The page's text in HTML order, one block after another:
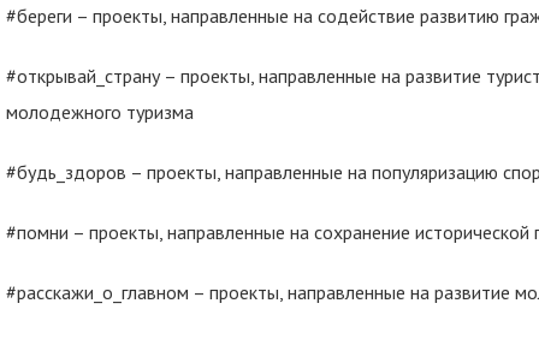
#береги – проекты, направленные на содействие развитию
#открывай_страну – проекты, направленные на развитие
молодежного туризма
#будь_здоров – проекты, направленные на популяризацию
#помни – проекты, направленные на сохранение исторической
#расскажи_о_главном – проекты, направленные на развитие